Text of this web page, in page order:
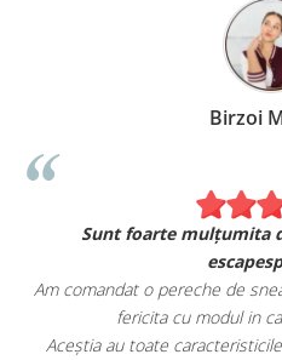
Birzoi
Sunt foarte mulțumita
Am comandat o pereche de
fericita cu modul in
Aceștia au toate